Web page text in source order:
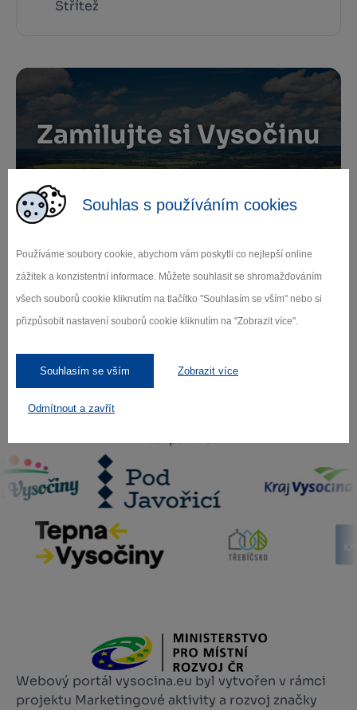
Souhlas s používáním cookies
Používáme soubory cookie, abychom vám poskytli co nejlepší online
zážitek a konzistentní informace. Můžete souhlasit se shromažďováním
všech souborů cookie kliknutím na tlačítko "Souhlasím se vším" nebo si
přizpůsobit nastavení souborů cookie kliknutím na "Zobrazit více".
Souhlasím se vším Zobrazit více
Odmítnout a zavřít
Střítež
Zamilujte si Vysočinu
Přihlaste se k odběru našeho newsletteru
o novinkách.
Záleží nám na ochraně osobních údajů.
Odebírat
Naši partneři
Webový portál vysocina.eu byl vytvořen v rámci
projektu Marketingové aktivity a rozvoj značky